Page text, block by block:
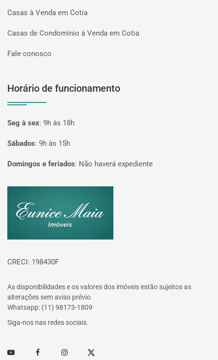
Casas à Venda em Cotia
Casas de Condomínio à Venda em Cotia
Fale conosco
Horário de funcionamento
Seg à sex: 9h às 18h
Sábados: 9h às 15h
Domingos e feriados: Não haverá expediente
CRECI: 198430F
As disponibilidades e os valores dos imóveis estão sujeitos as
alterações sem aviso prévio.
Whatsapp: (11) 98173-1809
Siga-nos nas redes sociais.
Youtube FacebookInstagramTwitter